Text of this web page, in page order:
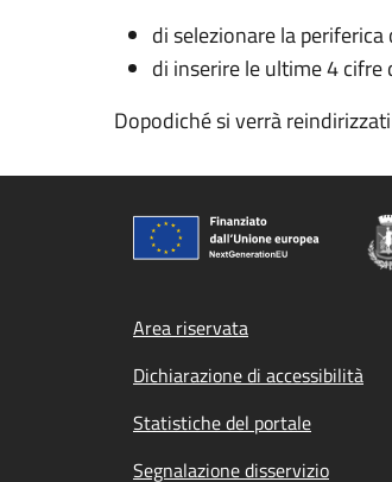
di selezionare la periferica
di inserire le ultime 4 cifre
Dopodiché si verrà
Footer menu
Area riservata
Dichiarazione di accessibilità
Statistiche del portale
Segnalazione disservizio